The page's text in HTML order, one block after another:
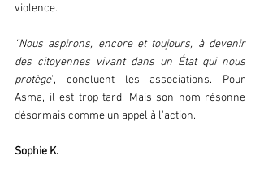
violence.
“Nous aspirons, encore et toujours, à devenir
des citoyennes vivant dans un État qui nous
protège”, concluent les associations. Pour
Asma, il est trop tard. Mais son nom résonne
désormais comme un appel à l'action.
Sophie K.